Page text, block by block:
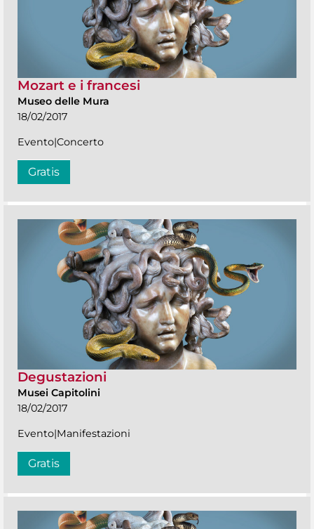
Mozart e i francesi
Museo delle Mura
18/02/2017
Evento|Concerto
Gratis
Degustazioni
Musei Capitolini
18/02/2017
Evento|Manifestazioni
Gratis